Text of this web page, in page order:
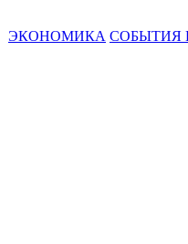
ЭКОНОМИКА СОБЫТИЯ